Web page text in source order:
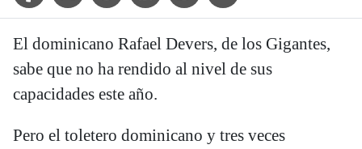
El dominicano Rafael Devers, de los Gigantes,
sabe que no ha rendido al nivel de sus
capacidades este año.
Pero el toletero dominicano y tres veces